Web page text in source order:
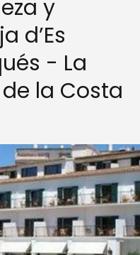
y
d’Es
- La
la Costa